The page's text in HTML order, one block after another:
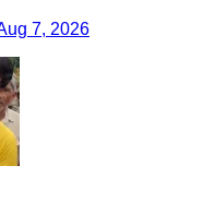
7, 2026